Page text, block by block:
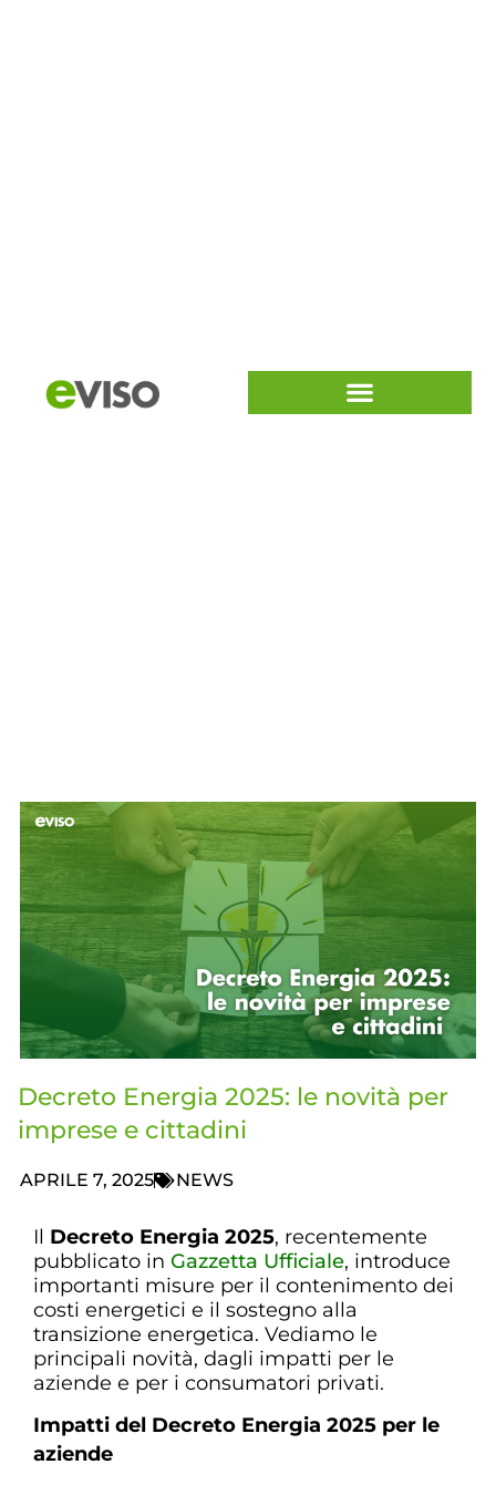
Decreto Energia 2025: le novità per
imprese e cittadini
APRILE 7, 2025 NEWS
Il Decreto Energia 2025, recentemente
pubblicato in Gazzetta Ufficiale, introduce
importanti misure per il contenimento dei
costi energetici e il sostegno alla
transizione energetica. Vediamo le
principali novità, dagli impatti per le
aziende e per i consumatori privati.
Impatti del Decreto Energia 2025 per le
aziende